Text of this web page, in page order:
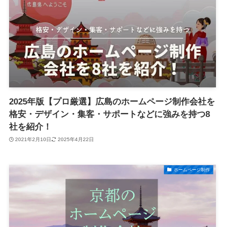
2025年版【プロ厳選】広島のホームページ制作会社を
格安・デザイン・集客・サポートなどに強みを持つ8
社を紹介！
2021年2月10日 2025年4月22日
ホームページ制作